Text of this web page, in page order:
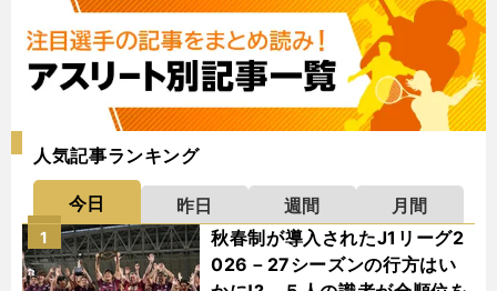
人気記事ランキング
今日 昨日 週間
月間
秋春制が導入されたJ1リーグ2
026－27シーズンの行方はい
1